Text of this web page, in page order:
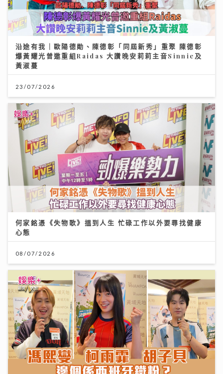
沿途有我｜歐陽德勛、陳德彰「同屆新秀」重聚 陳德彰
爆黃耀光曾邀重組Raidas 大讚晚安莉莉主音Sinnie及
黃淑蔓
23/07/2026
何家銘憑《失物歌》搵到人生 忙碌工作以外要尋找健康
心態
08/07/2026